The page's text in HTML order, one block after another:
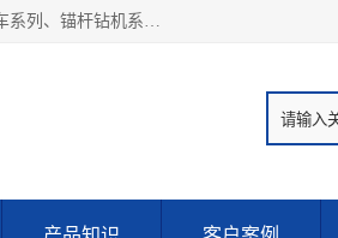
江西鑫通机械制造有限公司主营产品：履带装载机（扒渣机）系列、凿岩台车系列、湿喷台车系列、采矿台车系列、锚杆钻机系列、梭式矿车系列、电机车系列、砼搅拌运输车系列及后配套系列。公司在不断提升自身技术研发能力的同时引进德国、瑞典等国外先进技术和工艺，广泛征询用户意见，扬长避短，日趋完善和成熟，赢得了广大用户的青睐。